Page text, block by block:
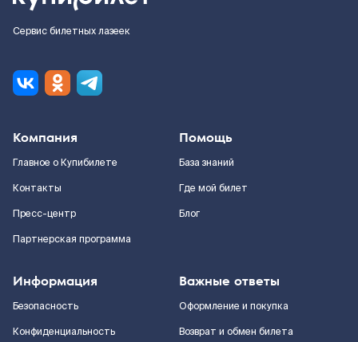
Сервис билетных лазеек
Компания
Главное о Купибилете
Контакты
Пресс-центр
Партнерская программа
Помощь
База знаний
Где мой билет
Блог
Информация
Безопасность
Конфиденциальность
Важные ответы
Оформление и покупка
Возврат и обмен билета